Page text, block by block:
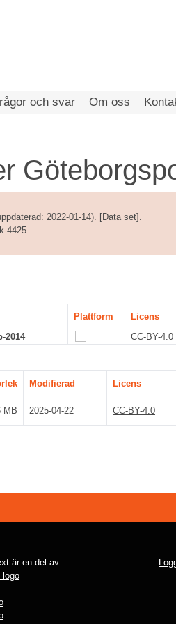
och svar Om oss
2022-01-14). [Data set].
4425
Plattform
Licens
2014
CC-BY-4.0
Modifierad
Licens
MB 2025-04-22 CC-BY-4.0
är en del av: